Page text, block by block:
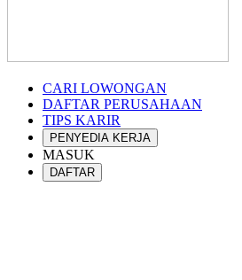
CARI LOWONGAN
DAFTAR PERUSAHAAN
TIPS KARIR
PENYEDIA KERJA
MASUK
DAFTAR